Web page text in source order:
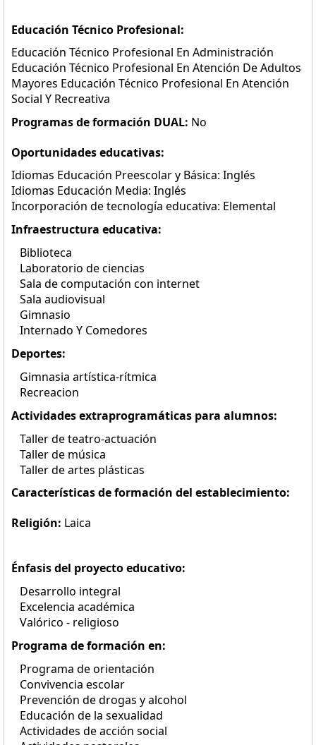
Educación Técnico Profesional:
Educación Técnico Profesional En Administración
Educación Técnico Profesional En Atención De Adultos
Mayores Educación Técnico Profesional En Atención
Social Y Recreativa
Programas de formación DUAL: No
Oportunidades educativas:
Idiomas Educación Preescolar y Básica: Inglés
Idiomas Educación Media: Inglés
Incorporación de tecnología educativa: Elemental
Infraestructura educativa:
Biblioteca
Laboratorio de ciencias
Sala de computación con internet
Sala audiovisual
Gimnasio
Internado Y Comedores
Deportes:
Gimnasia artística-rítmica
Recreacion
Actividades extraprogramáticas para alumnos:
Taller de teatro-actuación
Taller de música
Taller de artes plásticas
Características de formación del establecimiento:
Religión: Laica
Énfasis del proyecto educativo:
Desarrollo integral
Excelencia académica
Valórico - religioso
Programa de formación en:
Programa de orientación
Convivencia escolar
Prevención de drogas y alcohol
Educación de la sexualidad
Actividades de acción social